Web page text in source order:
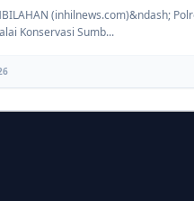
(inhilnews.com)&ndash;
Konservasi Sumb...